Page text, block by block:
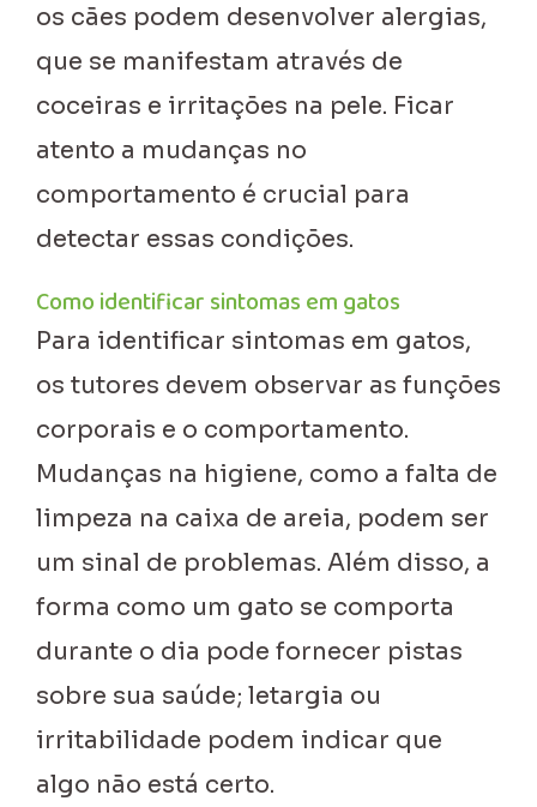
os cães podem desenvolver alergias,
que se manifestam através de
coceiras e irritações na pele. Ficar
atento a mudanças no
comportamento é crucial para
detectar essas condições.
Como identificar sintomas em gatos
Para identificar sintomas em gatos,
os tutores devem observar as funções
corporais e o comportamento.
Mudanças na higiene, como a falta de
limpeza na caixa de areia, podem ser
um sinal de problemas. Além disso, a
forma como um gato se comporta
durante o dia pode fornecer pistas
sobre sua saúde; letargia ou
irritabilidade podem indicar que
algo não está certo.